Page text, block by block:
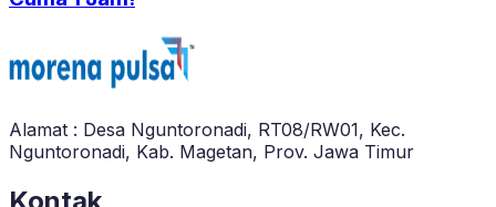
Alamat : Desa Nguntoronadi, RT08/RW01, Kec.
Nguntoronadi, Kab. Magetan, Prov. Jawa Timur